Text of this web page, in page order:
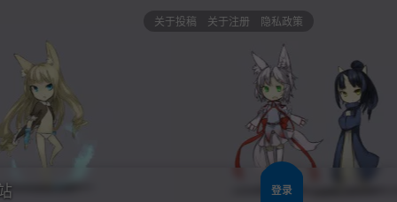
关于投稿 关于注册 隐私政策
登录